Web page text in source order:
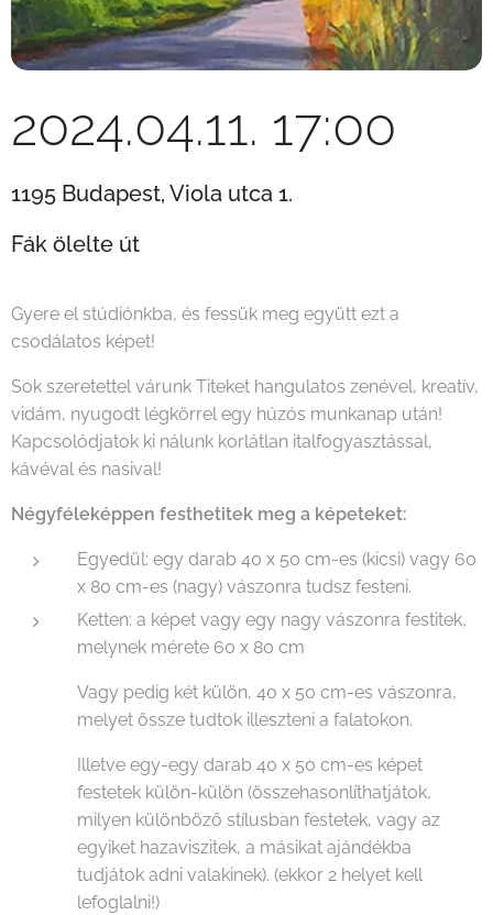
2024.04.11. 17:00
1195 Budapest, Viola utca 1.
Fák ölelte út
Gyere el stúdiónkba, és fessük meg együtt ezt a
csodálatos képet!
Sok szeretettel várunk Titeket hangulatos zenével, kreatív,
vidám, nyugodt légkörrel egy húzós munkanap után!
Kapcsolódjatok ki nálunk korlátlan italfogyasztással,
kávéval és nasival!
Négyféleképpen festhetitek meg a képeteket:
Egyedül: egy darab 40 x 50 cm-es (kicsi) vagy 60
x 80 cm-es (nagy) vászonra tudsz festeni.
Ketten: a képet vagy egy nagy vászonra festitek,
melynek mérete 60 x 80 cm
Vagy pedig két külön, 40 x 50 cm-es vászonra,
melyet össze tudtok illeszteni a falatokon.
Illetve egy-egy darab 40 x 50 cm-es képet
festetek külön-külön (összehasonlíthatjátok,
milyen különböző stílusban festetek, vagy az
egyiket hazaviszitek, a másikat ajándékba
tudjátok adni valakinek). (ekkor 2 helyet kell
lefoglalni!)